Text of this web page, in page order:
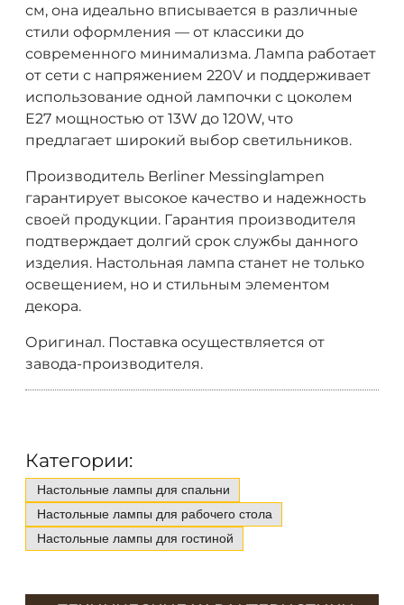
см, она идеально вписывается в различные
стили оформления — от классики до
современного минимализма. Лампа работает
от сети с напряжением 220V и поддерживает
использование одной лампочки с цоколем
E27 мощностью от 13W до 120W, что
предлагает широкий выбор светильников.
Производитель Berliner Messinglampen
гарантирует высокое качество и надежность
своей продукции. Гарантия производителя
подтверждает долгий срок службы данного
изделия. Настольная лампа станет не только
освещением, но и стильным элементом
декора.
Оригинал. Поставка осуществляется от
завода-производителя.
Категории:
Настольные лампы для спальни
Настольные лампы для рабочего стола
Настольные лампы для гостиной